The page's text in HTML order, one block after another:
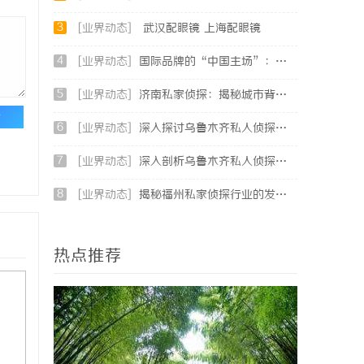
3 [业界动态] 武汉配眼镜 上海配眼镜
4 [业界动态] 国际品牌的“中国主场”：北京商标律师在跨境维权中的战略支点
5 [业界动态] 济南私家侦探：揭秘城市背后的专业侦查力量
6 [业界动态] 深入探讨乌鲁木齐私人侦探行业的现状与发展趋势
7 [业界动态] 深入剖析乌鲁木齐私人侦探行业的发展与应用现状
8 [业界动态] 揭秘福州私家侦探行业的发展与实际应用全解析
热点推荐